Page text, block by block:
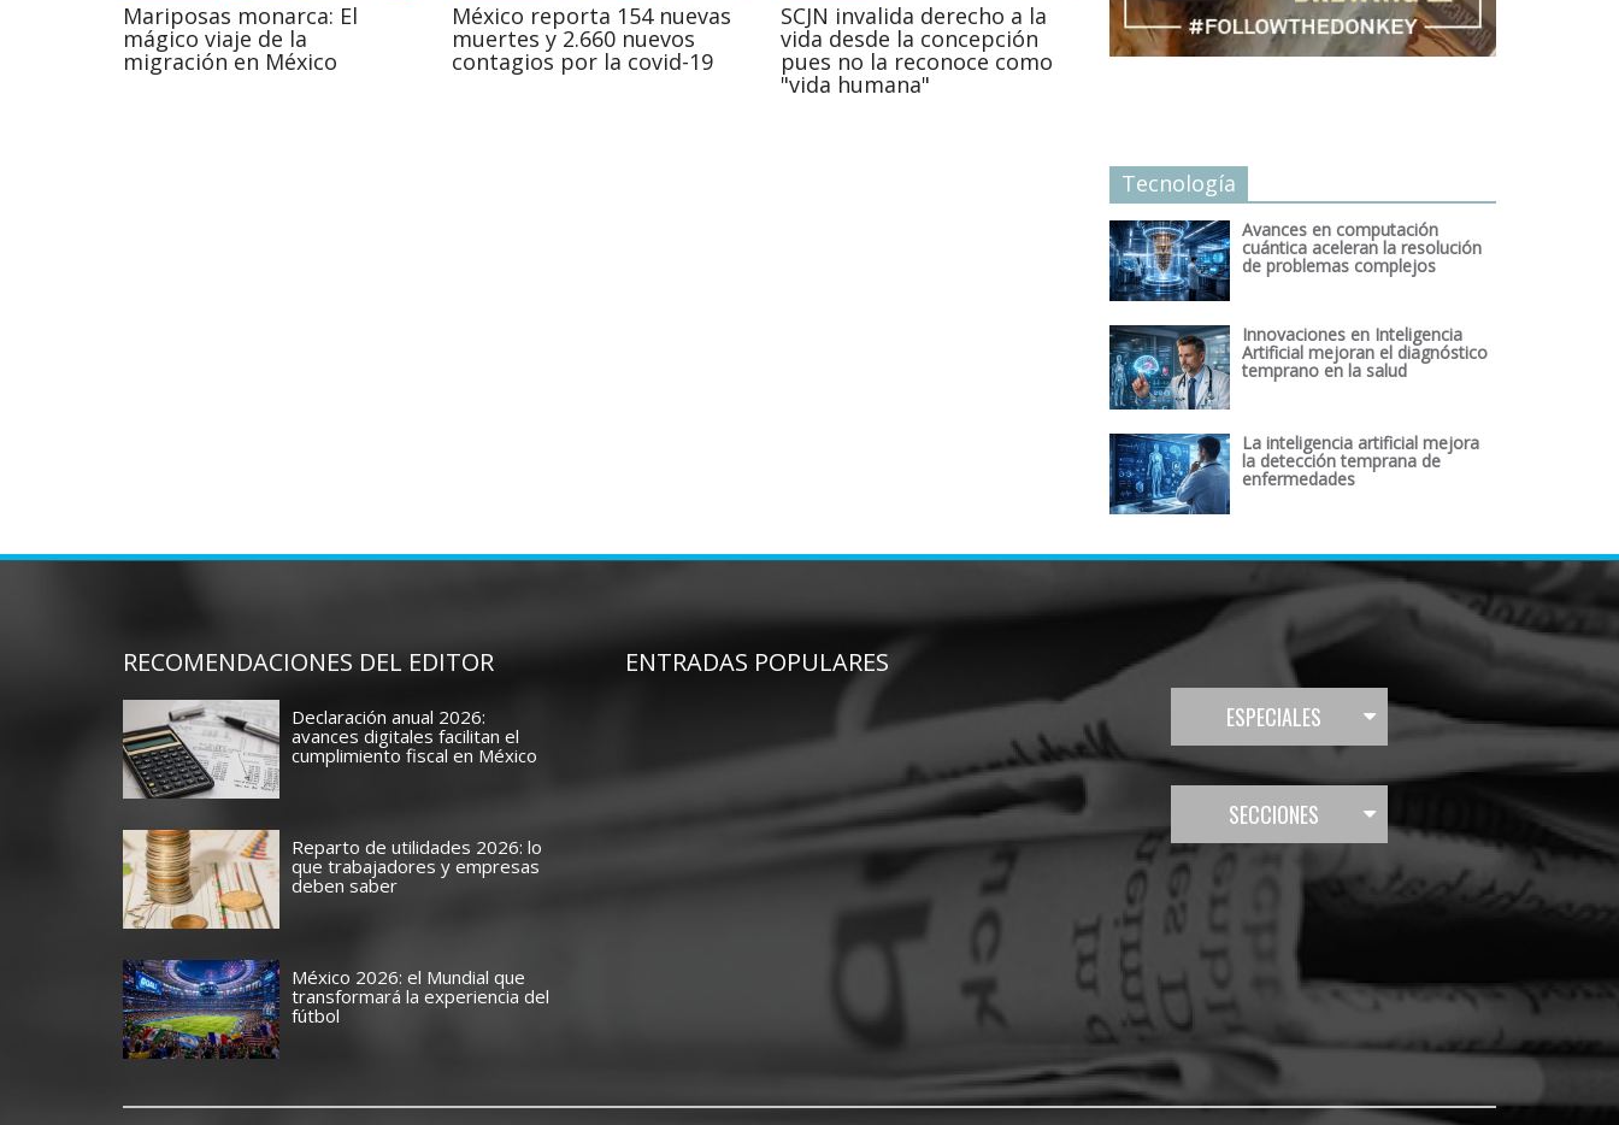
Mariposas monarca: El
mágico viaje de la
migración en México
México reporta 154 nuevas
muertes y 2.660 nuevos
contagios por la covid-19
SCJN invalida derecho a la
vida desde la concepción
pues no la reconoce como
"vida humana"
Tecnología
Avances en computación
cuántica aceleran la resolución
de problemas complejos
Innovaciones en Inteligencia
Artificial mejoran el diagnóstico
temprano en la salud
La inteligencia artificial mejora
la detección temprana de
enfermedades
RECOMENDACIONES DEL EDITOR
Declaración anual 2026:
avances digitales facilitan el
cumplimiento fiscal en México
Reparto de utilidades 2026: lo
que trabajadores y empresas
deben saber
México 2026: el Mundial que
transformará la experiencia del
fútbol
ENTRADAS POPULARES
ESPECIALES
SECCIONES